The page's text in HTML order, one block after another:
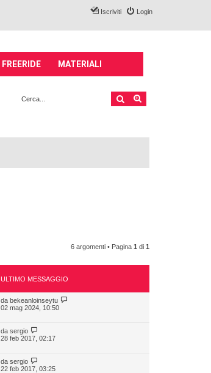
Login
Iscriviti
FREERIDE MATERIALI
Cerca
6 argomenti • Pagina 1 di 1
ULTIMO MESSAGGIO
da bekeanloinseytu
02 mag 2024, 10:50
da sergio
28 feb 2017, 02:17
da sergio
22 feb 2017, 03:25